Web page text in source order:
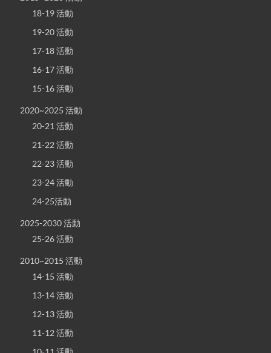
18-19 活動
19-20 活動
17-18 活動
16-17 活動
15-16 活動
2020~2025 活動
20-21 活動
21-22 活動
22-23 活動
23-24 活動
24-25活動
2025-2030 活動
25-26 活動
2010~2015 活動
14-15 活動
13-14 活動
12-13 活動
11-12 活動